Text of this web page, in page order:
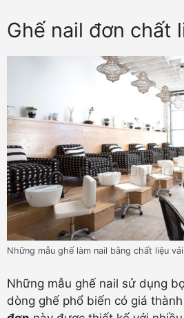
Ghế nail đơn chất
Những mẫu ghế làm nail bằng chất liệu
Những mẫu ghế nail sử dụng
dòng ghế phổ biến có giá